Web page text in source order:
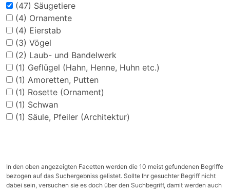
(47) Säugetiere
(4) Ornamente
(4) Eierstab
(3) Vögel
(2) Laub- und Bandelwerk
(1) Geflügel (Hahn, Henne, Huhn etc.)
(1) Amoretten, Putten
(1) Rosette (Ornament)
(1) Schwan
(1) Säule, Pfeiler (Architektur)
In den oben angezeigten Facetten werden die 10 meist gefundenen Begriffe
bezogen auf das Suchergebniss gelistet. Sollte Ihr gesuchter Begriff nicht
dabei sein, versuchen sie es doch über den Suchbegriff, damit werden auch